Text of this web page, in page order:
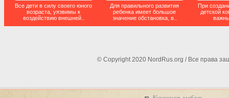
Все дети в силу своего юного
возраста, уязвимы к
воздействию внешней..
Для правильного развития
ребенка имеет большое
значение обстановка, в..
При
детской
© Copyright 2020 NordRus.org / Все права